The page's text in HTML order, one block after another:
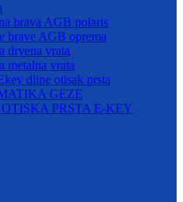
brava AGB polaris
brave AGB oprema
drvena vrata
metalna vrata
dline otisak prsta
GEZE
PRSTA E-KEY